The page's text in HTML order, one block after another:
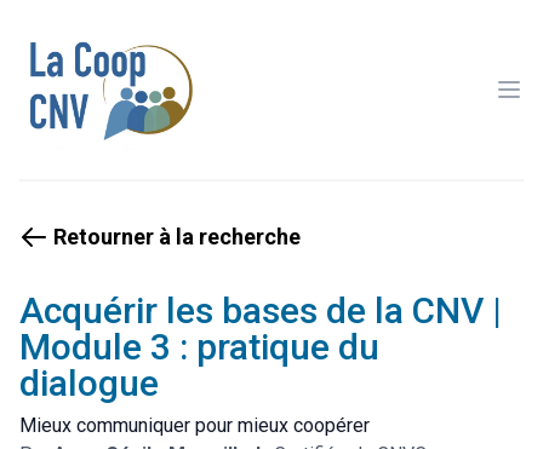
Retourner à la recherche
Acquérir les bases de la CNV |
Module 3 : pratique du
dialogue
Mieux communiquer pour mieux coopérer